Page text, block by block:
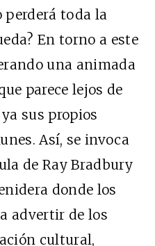
perderá toda la
En torno a este
una animada
parece lejos de
sus propios
Así, se invoca
de Ray Bradbury
donde los
advertir de los
cultural,